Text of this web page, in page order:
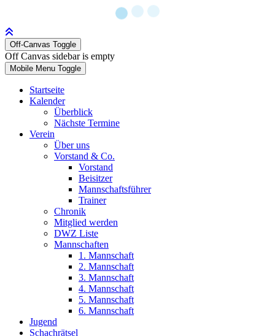
Off-Canvas Toggle
Off Canvas sidebar is empty
Mobile Menu Toggle
Startseite
Kalender
Überblick
Nächste Termine
Verein
Über uns
Vorstand & Co.
Vorstand
Beisitzer
Mannschaftsführer
Trainer
Chronik
Mitglied werden
DWZ Liste
Mannschaften
1. Mannschaft
2. Mannschaft
3. Mannschaft
4. Mannschaft
5. Mannschaft
6. Mannschaft
Jugend
Schachrätsel